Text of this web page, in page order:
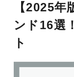
【2025
ンド16選
ト